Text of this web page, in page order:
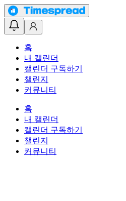
홈
내 캘린더
캘린더 구독하기
챌린지
커뮤니티
홈
내 캘린더
캘린더 구독하기
챌린지
커뮤니티